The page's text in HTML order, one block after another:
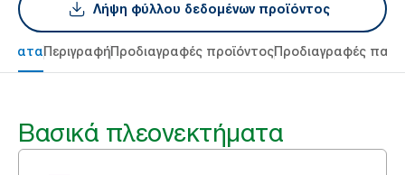
Λήψη φύλλου δεδομένων προϊόντος
ΠεριγραφήΠροδιαγραφές προϊόντοςΠροδιαγραφές
Βασικά πλεονεκτήματα